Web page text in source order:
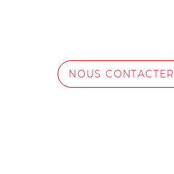
NOUS CONTACTER